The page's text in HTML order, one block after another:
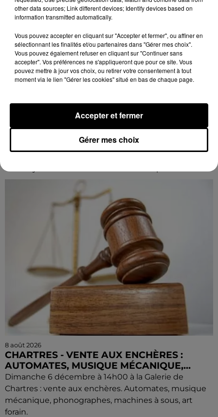
8 août 2026
LE COUDRAY - VENTE AUX ENCHÈRES :
TSF, TÉLÉPHONES
Coudray : vente aux enchères. TSF. Téléphones.
8 août 2026
CHARTRES - VENTE AUX ENCHÈRES :
AUTOMATES, MUSIQUE MÉCANIQUE,...
Dimanche 6 décembre à 14h00 à la Galerie de
Chartres : vente aux enchères. Automates, musique
mécanique, phonographes, machines à sous, art
forain.
other data sources; Link different devices; Identify devices based on
information transmitted automatically.
Vous pouvez accepter en cliquant sur "Accepter et fermer", ou affiner en
sélectionnant les finalités et/ou partenaires dans "Gérer mes choix".
Vous pouvez également refuser en cliquant sur "Continuer sans
accepter". Vos préférences ne s'appliqueront que pour ce site. Vous
pouvez mettre à jour vos choix, ou retirer votre consentement à tout
moment via le lien "Gérer les cookies" situé en bas de chaque page.
Gérer mes choix
Accepter et fermer